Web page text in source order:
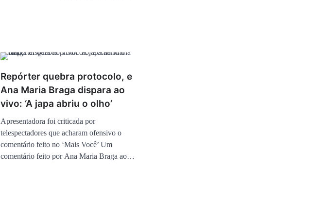
Repórter quebra protocolo, e
Ana Maria Braga dispara ao
vivo: ‘A japa abriu o olho’
Apresentadora foi criticada por
telespectadores que acharam ofensivo o
comentário feito no ‘Mais Você’ Um
comentário feito por Ana Maria Braga ao…